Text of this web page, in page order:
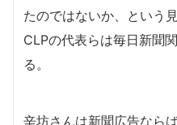
たのではないか、という
CLPの代表らは毎日新聞
る。
辛坊さんは新聞広告なら